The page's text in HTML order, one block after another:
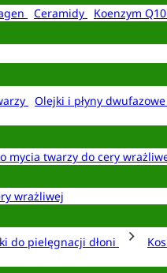
Ceramidy Koenzym Q10
Olejki i płyny
mycia twarzy do cery
wrażliwej
do pielęgnacji dłoni